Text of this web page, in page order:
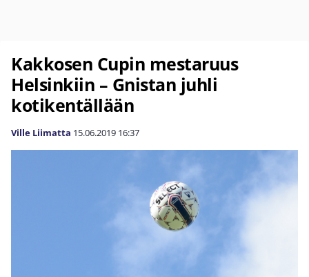
Kakkosen Cupin mestaruus
Helsinkiin – Gnistan juhli
kotikentällään
Ville Liimatta 15.06.2019 16:37